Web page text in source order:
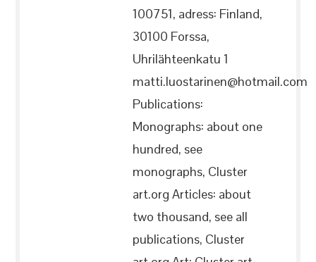
100751, adress: Finland,
30100 Forssa,
Uhrilähteenkatu 1
matti.luostarinen@hotmail.com
Publications:
Monographs: about one
hundred, see
monographs, Cluster
art.org Articles: about
two thousand, see all
publications, Cluster